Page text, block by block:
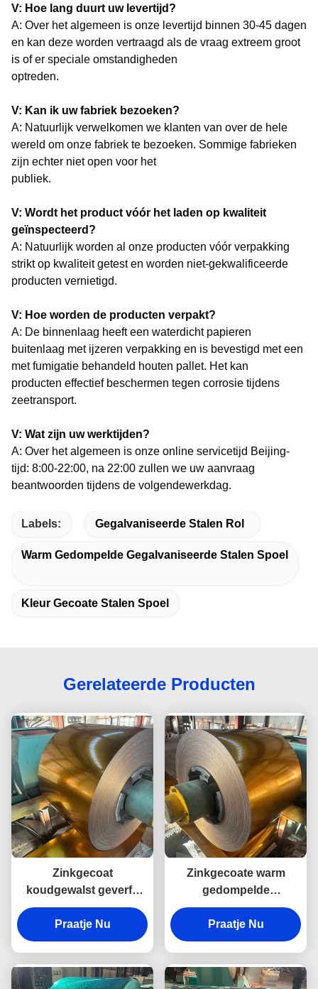
V: Hoe lang duurt uw levertijd?
A: Over het algemeen is onze levertijd binnen 30-45 dagen
en kan deze worden vertraagd als de vraag extreem groot
is of er speciale omstandigheden
optreden.
V: Kan ik uw fabriek bezoeken?
A: Natuurlijk verwelkomen we klanten van over de hele
wereld om onze fabriek te bezoeken. Sommige fabrieken
zijn echter niet open voor het
publiek.
V: Wordt het product vóór het laden op kwaliteit
geïnspecteerd?
A: Natuurlijk worden al onze producten vóór verpakking
strikt op kwaliteit getest en worden niet-gekwalificeerde
producten vernietigd.
V: Hoe worden de producten verpakt?
A: De binnenlaag heeft een waterdicht papieren
buitenlaag met ijzeren verpakking en is bevestigd met een
met fumigatie behandeld houten pallet. Het kan
producten effectief beschermen tegen corrosie tijdens
zeetransport.
V: Wat zijn uw werktijden?
A: Over het algemeen is onze online servicetijd Beijing-
tijd: 8:00-22:00, na 22:00 zullen we uw aanvraag
beantwoorden tijdens de volgendewerkdag.
Labels: Gegalvaniseerde Stalen Rol
Warm Gedompelde Gegalvaniseerde Stalen Spoel
Kleur Gecoate Stalen Spoel
Gerelateerde Producten
Zinkgecoat
koudgewalst geverfd
plaatstaalrollen voor
wandconstructie
industrieel gebruik
Praatje Nu
Zinkgecoate warm
gedompelde
gegalvaniseerde staal
spoel koudgewalst
Ppgi-staal spoel
Praatje Nu